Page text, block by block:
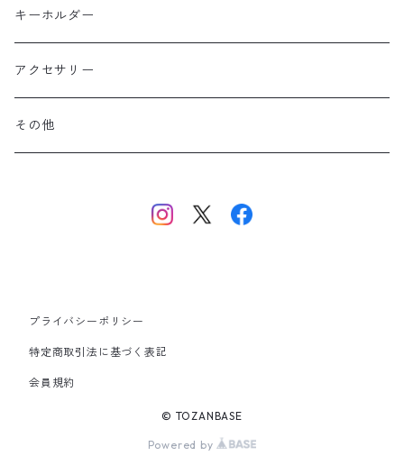
上信越・尾瀬・日光・北関東
北アルプス
美ヶ原・八ヶ岳・秩父・多摩・南関東
その他
ポリエステル
Performance Art Wear
キーホルダー
アクセサリー
その他
プライバシーポリシー
特定商取引法に基づく表記
会員規約
© TOZANBASE
Powered by